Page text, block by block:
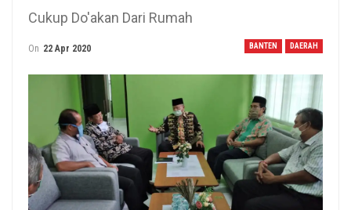
Cukup Do'akan Dari Rumah
BANTEN DAERAH
On 22 Apr 2020